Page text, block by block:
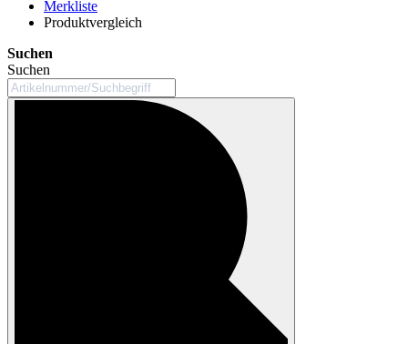
Merkliste
Produktvergleich
Suchen
Suchen